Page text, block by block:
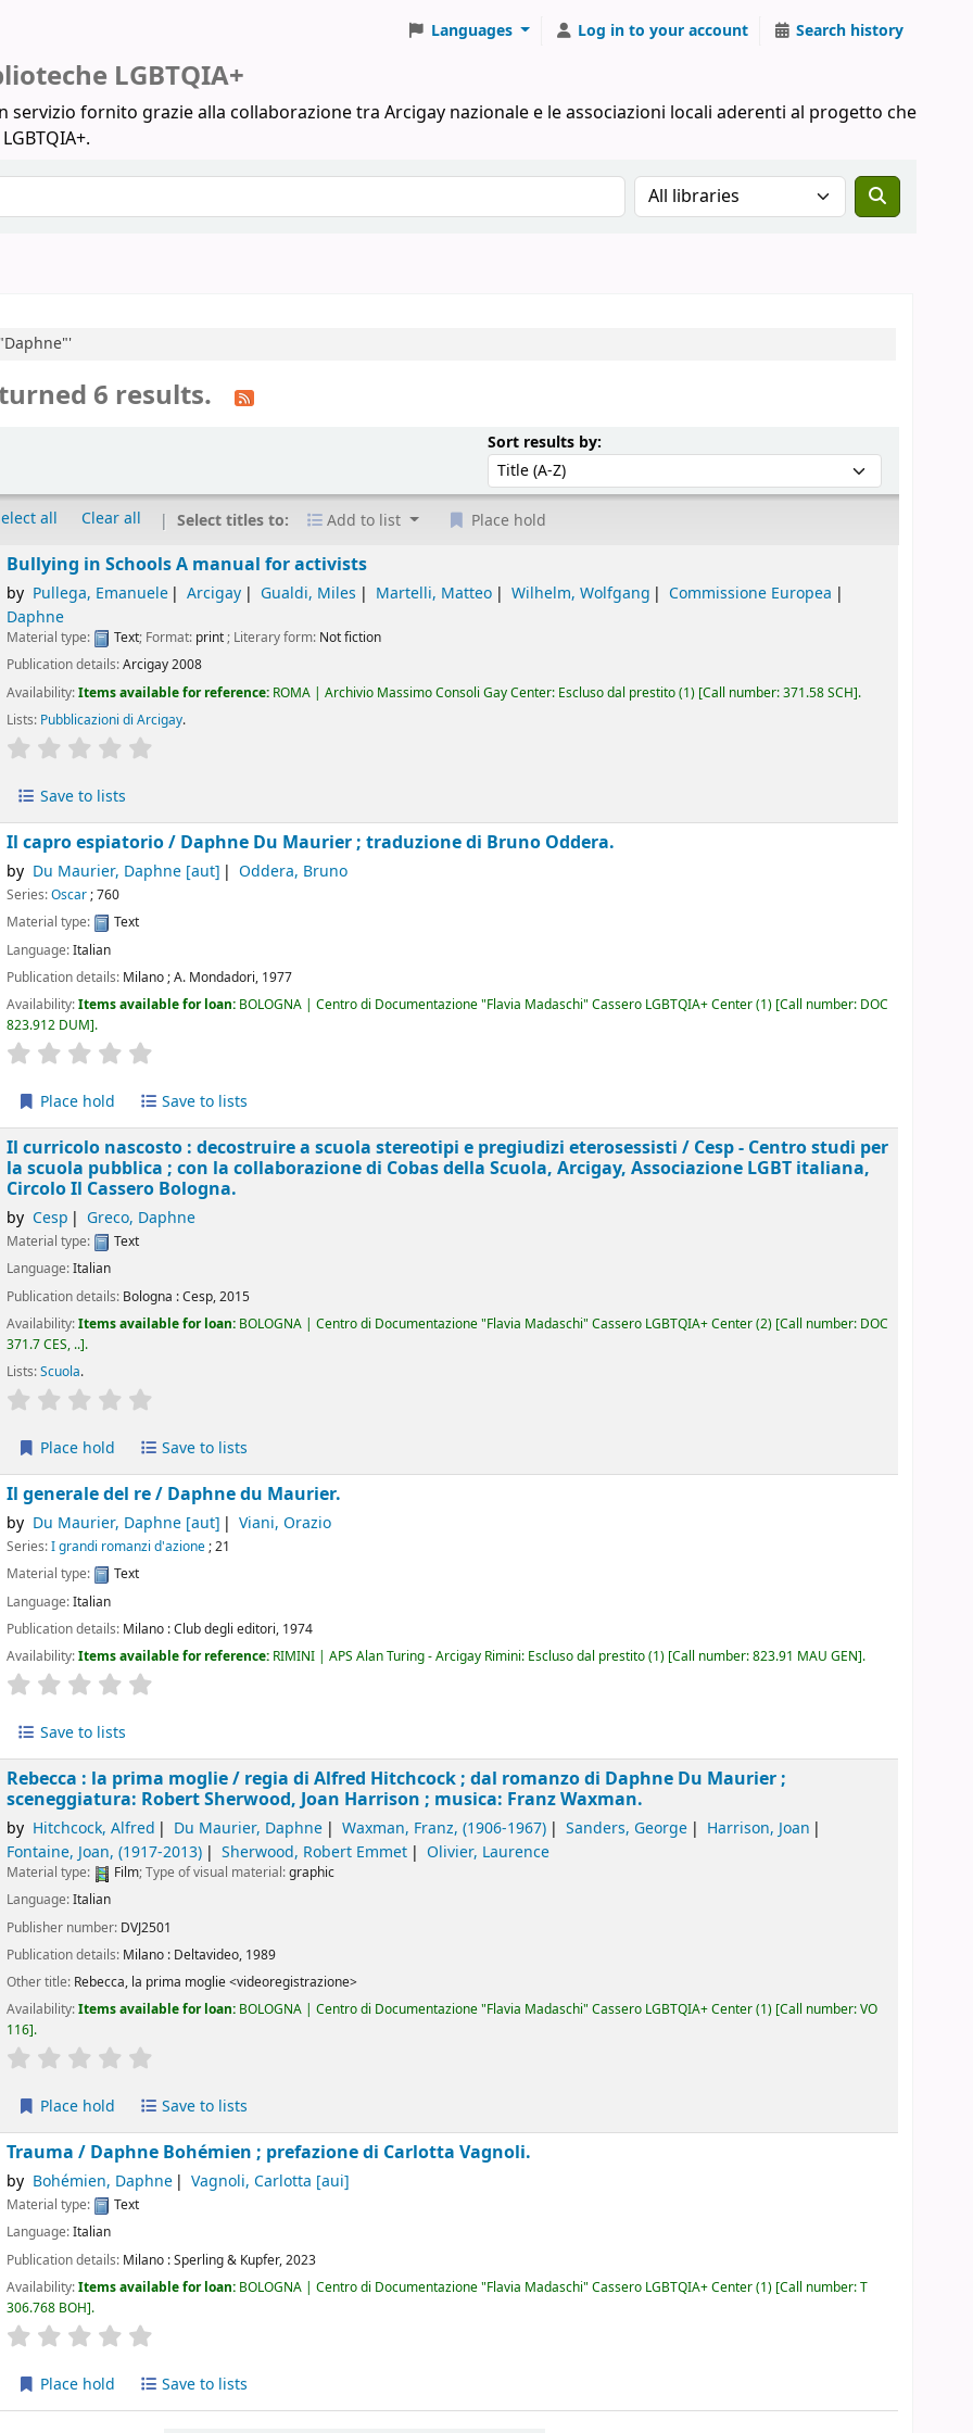
Languages Log in to your account Search history
LGBTQIA+
servizio fornito grazie alla collaborazione tra Arcigay nazionale e le associazioni locali aderenti al progetto che
Search the catalog in:
6 results.
Sort results by:Sort by:
all Clear all Select titles to: Add to list Place hold
Bullying in Schools A manual for activists
by Pullega, Emanuele Arcigay Gualdi, Miles Martelli, Matteo Wilhelm, Wolfgang
Commissione Europea
Daphne
Material type: Text; Format: print; Literary form: Not fiction
Publication details:Arcigay2008
Availability:Items available for reference: ROMA | Archivio Massimo Consoli Gay Center: Escluso dal prestito(1) Call number:371.58 SCH .
Lists: Pubblicazioni di Arcigay.
star rating
Save to lists
Il capro espiatorio / Daphne Du Maurier ; traduzione di Bruno Oddera.
by Du Maurier, Daphne[aut] Oddera, Bruno
Series:Oscar; 760
Material type:
Text
Language:Italian
Publication details: Milano ; A. Mondadori, 1977
Availability:Items available for loan: BOLOGNA | Centro di Documentazione "Flavia Madaschi" Cassero LGBTQIA+ Center(1) Call number: DOC
823.912 DUM .
star rating
Place hold Save to lists
Il curricolo nascosto : decostruire a scuola stereotipi e pregiudizi eterosessisti / Cesp - Centro studi per
la scuola pubblica ; con la collaborazione di Cobas della Scuola, Arcigay, Associazione LGBT italiana,
Circolo Il Cassero Bologna.
by Cesp Greco, Daphne
Material type:
Text
Language:Italian
Publication details: Bologna :Cesp,2015
Availability:Items available for loan: BOLOGNA | Centro di Documentazione "Flavia Madaschi" Cassero LGBTQIA+ Center(2) Call number: DOC
371.7 CES, .. .
Lists:Scuola.
star rating
Place hold Save to lists
Il generale del re / Daphne du Maurier.
by Du Maurier, Daphne[aut] Viani, Orazio
Series:I grandi romanzi d'azione; 21
Material type:
Text
Language:Italian
Publication details: Milano :Club degli editori, 1974
Availability:Items available for reference: RIMINI | APS Alan Turing - Arcigay Rimini: Escluso dal prestito(1) Call number:823.91 MAU GEN .
star rating
Save to lists
Rebecca : la prima moglie / regia di Alfred Hitchcock ; dal romanzo di Daphne Du Maurier ;
sceneggiatura: Robert Sherwood, Joan Harrison ; musica: Franz Waxman.
by Hitchcock, Alfred Du Maurier, Daphne Waxman, Franz, (1906-1967) Sanders, George
Harrison, Joan
Fontaine, Joan, (1917-2013) Sherwood, Robert Emmet Olivier, Laurence
Material type: Film; Type of visual material:graphic
Language:Italian
Publisher number: DVJ2501
Publication details: Milano : Deltavideo, 1989
Other title: Rebecca, la prima moglie <videoregistrazione>
Availability:Items available for loan: BOLOGNA | Centro di Documentazione "Flavia Madaschi" Cassero LGBTQIA+ Center(1) Call number:VO
116 .
star rating
Place hold Save to lists
Trauma / Daphne Bohémien ; prefazione di Carlotta Vagnoli.
by Bohémien, Daphne Vagnoli, Carlotta [aui]
Material type:
Text
Language:Italian
Publication details: Milano :Sperling & Kupfer,2023
Availability:Items available for loan: BOLOGNA | Centro di Documentazione "Flavia Madaschi" Cassero LGBTQIA+ Center(1) Call number:T
306.768 BOH .
star rating
Place hold Save to lists